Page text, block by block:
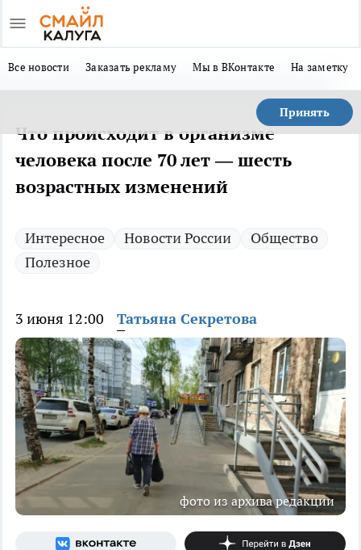
Все новости Заказать рекламу Мы в ВКонтакте На заметку
Принять
Что происходит в организме
человека после 70 лет — шесть
возрастных изменений
Интересное Новости России
Общество
Полезное
3 июня 12:00 Татьяна Секретова
фото из архива редакции